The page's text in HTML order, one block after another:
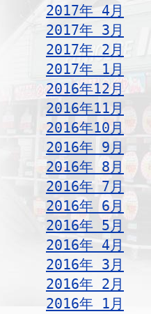
2017年 4月
2017年 3月
2017年 2月
2017年 1月
2016年12月
2016年11月
2016年10月
2016年 9月
2016年 8月
2016年 7月
2016年 6月
2016年 5月
2016年 4月
2016年 3月
2016年 2月
2016年 1月